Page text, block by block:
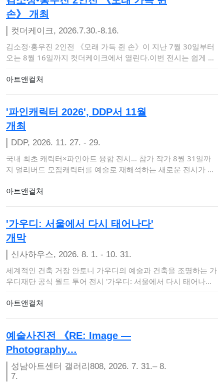
손》 개최
컷더케이크, 2026.7.30.-8.16.
김소정·홍우진 2인전 《모래 가득 쥔 손》이 지난 7월 30일부터
오는 8월 16일까지 컷더케이크에서 열린다.이번 전시는 쉽게 붙
아트앤컬처
'파인캐릭터 2026', DDP서 11월
개최
DDP, 2026. 11. 27. - 29.
국내 최초 캐릭터×파인아트 융합 전시… 참가 작가 8월 31일까
지 얼리버드 모집캐릭터를 예술로 재해석하는 새로운 전시가 찾
아트앤컬처
'가우디: 서울에서 다시 태어나다'
개막
신사하우스, 2026. 8. 1. - 10. 31.
세계적인 건축 거장 안토니 가우디의 예술과 건축을 조명하는 가
우디재단 공식 월드 투어 전시 '가우디: 서울에서 다시 태어나다
아트앤컬처
예술사진전 《RE: Image —
Photography…
성남아트센터 갤러리808, 2026. 7. 31.– 8.
7.